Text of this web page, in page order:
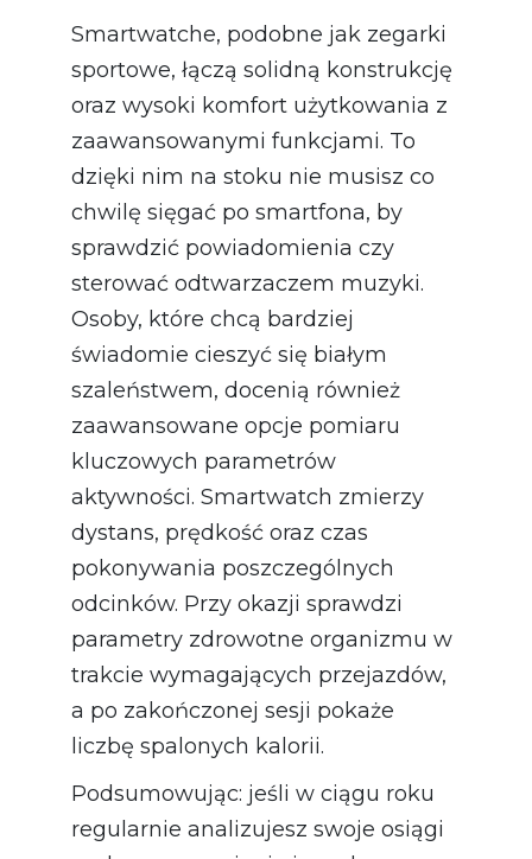
Smartwatche, podobne jak zegarki
sportowe, łączą solidną konstrukcję
oraz wysoki komfort użytkowania z
zaawansowanymi funkcjami. To
dzięki nim na stoku nie musisz co
chwilę sięgać po smartfona, by
sprawdzić powiadomienia czy
sterować odtwarzaczem muzyki.
Osoby, które chcą bardziej
świadomie cieszyć się białym
szaleństwem, docenią również
zaawansowane opcje pomiaru
kluczowych parametrów
aktywności. Smartwatch zmierzy
dystans, prędkość oraz czas
pokonywania poszczególnych
odcinków. Przy okazji sprawdzi
parametry zdrowotne organizmu w
trakcie wymagających przejazdów,
a po zakończonej sesji pokaże
liczbę spalonych kalorii.
Podsumowując: jeśli w ciągu roku
regularnie analizujesz swoje osiągi